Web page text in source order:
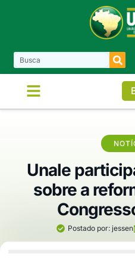
Unale
sobre a
Postado por: jessen